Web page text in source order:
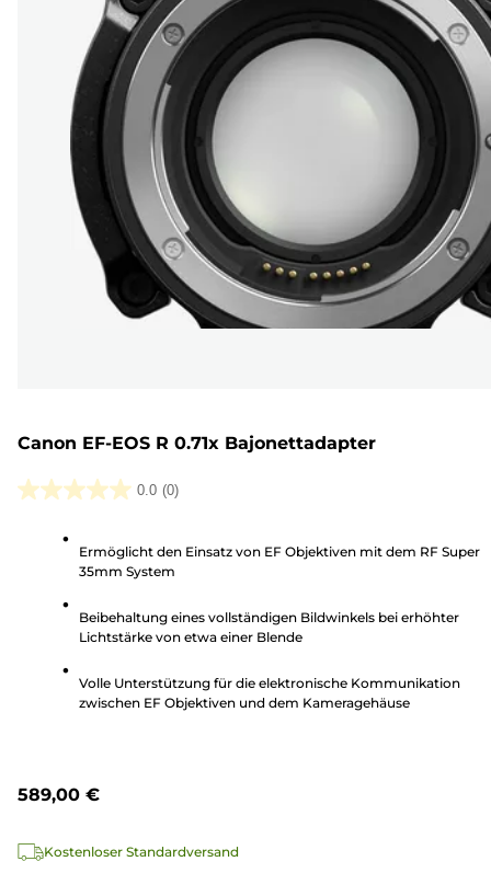
Canon EF-EOS R 0.71x Bajonettadapter
0.0 (0)
0.0
Sternen.
Ermöglicht den Einsatz von EF Objektiven mit dem RF Super
35mm System
Beibehaltung eines vollständigen Bildwinkels bei erhöhter
Lichtstärke von etwa einer Blende
Volle Unterstützung für die elektronische Kommunikation
zwischen EF Objektiven und dem Kameragehäuse
589,00 €
Kostenloser Standardversand